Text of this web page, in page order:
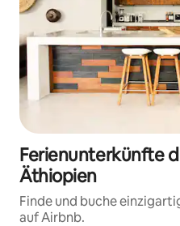
Ferienunterkünfte
Äthiopien
Finde und buche
auf Airbnb.